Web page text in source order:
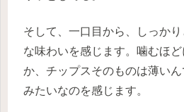
そして、一口目から、しっか
な味わいを感じます。噛むほ
か、チップスそのものは薄い
みたいなのを感じます。